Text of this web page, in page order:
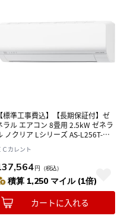
【標準工事費込】【長期保証付】ゼ
ラル エアコン 8畳用 2.5kW ゼネラ
ノクリア Lシリーズ AS-L256T-W
Ｃカレント
円 （税込）
積算 1,250 マイル (1倍)
カートに入れる